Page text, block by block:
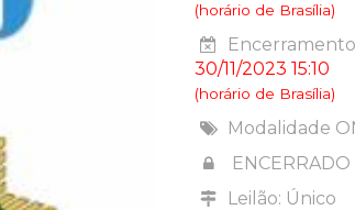
(horário de Brasília)
30/11/2023 15:10
(horário de Brasília)
Modalidade
ENCERRADO
Leilão: Único